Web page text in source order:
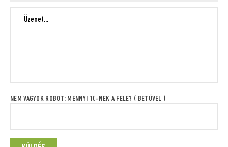
NEM VAGYOK ROBOT: MENNYI 10-NEK A FELE? ( BETŰVEL )